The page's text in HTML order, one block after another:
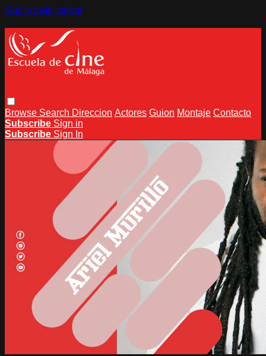
Skip to main content
Browse Search Direccion Actores Guion Montaje Contacto
Subscribe Sign in
Subscribe Sign In